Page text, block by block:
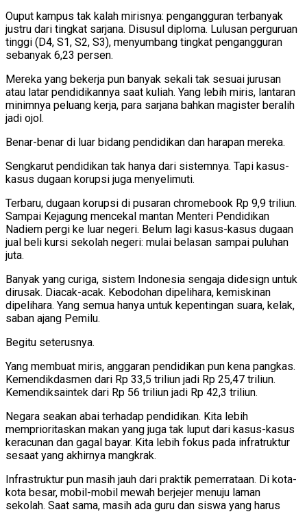
Ouput kampus tak kalah mirisnya: pengangguran terbanyak
justru dari tingkat sarjana. Disusul diploma. Lulusan perguruan
tinggi (D4, S1, S2, S3), menyumbang tingkat pengangguran
sebanyak 6,23 persen.
Mereka yang bekerja pun banyak sekali tak sesuai jurusan
atau latar pendidikannya saat kuliah. Yang lebih miris, lantaran
minimnya peluang kerja, para sarjana bahkan magister beralih
jadi ojol.
Benar-benar di luar bidang pendidikan dan harapan mereka.
Sengkarut pendidikan tak hanya dari sistemnya. Tapi kasus-
kasus dugaan korupsi juga menyelimuti.
Terbaru, dugaan korupsi di pusaran chromebook Rp 9,9 triliun.
Sampai Kejagung mencekal mantan Menteri Pendidikan
Nadiem pergi ke luar negeri. Belum lagi kasus-kasus dugaan
jual beli kursi sekolah negeri: mulai belasan sampai puluhan
juta.
Banyak yang curiga, sistem Indonesia sengaja didesign untuk
dirusak. Diacak-acak. Kebodohan dipelihara, kemiskinan
dipelihara. Yang semua hanya untuk kepentingan suara, kelak,
saban ajang Pemilu.
Begitu seterusnya.
Yang membuat miris, anggaran pendidikan pun kena pangkas.
Kemendikdasmen dari Rp 33,5 triliun jadi Rp 25,47 triliun.
Kemendiksaintek dari Rp 56 triliun jadi Rp 42,3 triliun.
Negara seakan abai terhadap pendidikan. Kita lebih
memprioritaskan makan yang juga tak luput dari kasus-kasus
keracunan dan gagal bayar. Kita lebih fokus pada infratruktur
sesaat yang akhirnya mangkrak.
Infrastruktur pun masih jauh dari praktik pemerrataan. Di kota-
kota besar, mobil-mobil mewah berjejer menuju laman
sekolah. Saat sama, masih ada guru dan siswa yang harus